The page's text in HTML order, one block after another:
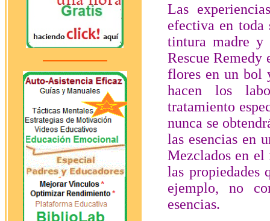
Las
efectiva en toda
tintura madre y
Rescue Remedy
flores en un bol
hacen los
tratamiento
nunca se
las esencias en
Mezclados en el
las propiedades
ejemplo, no
esencias.